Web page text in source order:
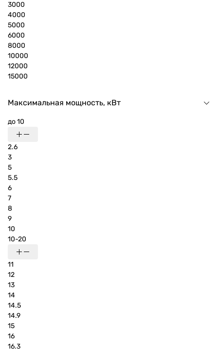
3000
4000
5000
6000
8000
10000
12000
15000
Максимальная мощность, кВт
до 10
2.6
3
5
5.5
6
7
8
9
10
10-20
11
12
13
14
14.5
14.9
15
16
16.3